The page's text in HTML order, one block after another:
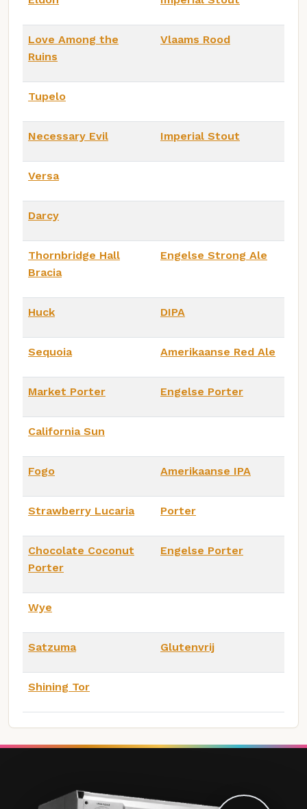
Love Among the
Ruins
Vlaams Rood
Tupelo
Necessary Evil Imperial Stout
Versa
Darcy
Thornbridge Hall
Bracia
Engelse Strong Ale
Huck DIPA
Sequoia Amerikaanse Red Ale
Market Porter Engelse Porter
California Sun
Fogo Amerikaanse IPA
Strawberry Lucaria Porter
Chocolate Coconut
Porter
Engelse Porter
Wye
Satzuma Glutenvrij
Shining Tor